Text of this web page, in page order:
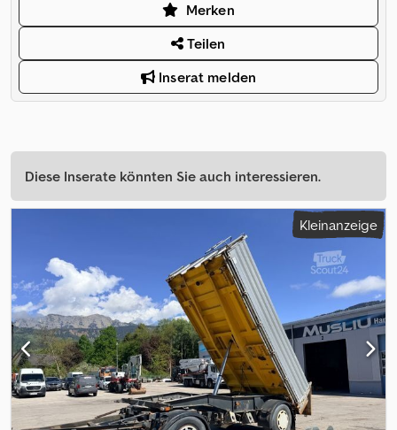
Merken
Teilen
Inserat melden
Diese Inserate könnten Sie auch interessieren.
Kleinanzeige